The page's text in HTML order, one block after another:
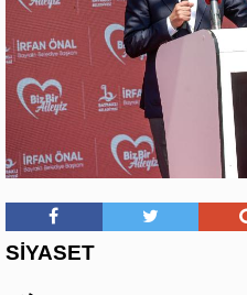
SİYASET